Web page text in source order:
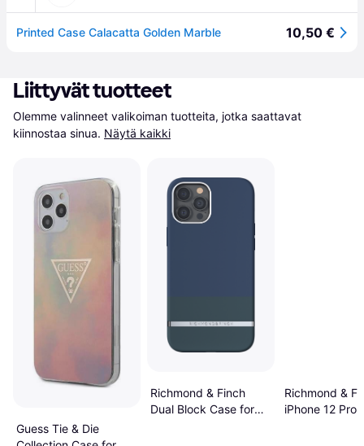
Printed Case Calacatta Golden Marble 10,50 €
Liittyvät tuotteet
Olemme valinneet valikoiman tuotteita, jotka saattavat
kiinnostaa sinua. Näytä kaikki
Guess Tie & Die
Richmond & Finch
Dual Block Case for
Richmond &
iPhone 12 Pro